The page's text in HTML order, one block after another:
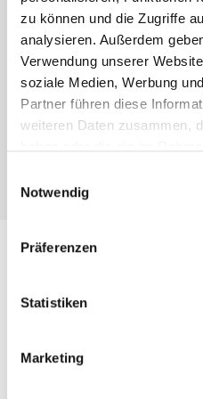
zu können und die Zugriffe
analysieren. Außerdem
Verwendung unserer
soziale Medien, Werbung
Partner führen diese
weiteren Daten zusammen,
Notwendig
Präferenzen
Statistiken
Marketing
Betreuung und
Schule oder im
altersgemäße
Kindergarten
unterstützen mit Ihren
Gelingen beizutragen.
Unsere
Schulbegleitung
Kreis